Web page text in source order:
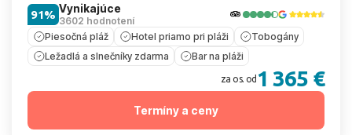
Vynikajúce
3602 hodnotení
91%
Piesočná pláž Hotel priamo pri pláži
Tobogány
Ležadlá a slnečníky zdarma
Bar na pláži
za os. od 1 365 €
Termíny a ceny